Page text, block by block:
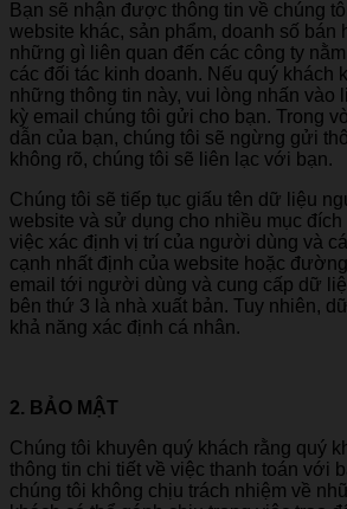
Bạn sẽ nhận được thông tin về chúng
website khác, sản phẩm, doanh số bán
những gì liên quan đến các công ty
các đối tác kinh doanh. Nếu quý khách
những thông tin này, vui lòng nhấn vào
kỳ email chúng tôi gửi cho bạn. Trong
dẫn của bạn, chúng tôi sẽ ngừng gửi
không rõ, chúng tôi sẽ liên lạc với bạn.
Chúng tôi sẽ tiếp tục giấu tên dữ liệu
website và sử dụng cho nhiều mục đích
việc xác định vị trí của người dùng và
cạnh nhất định của website hoặc
email tới người dùng và cung cấp dữ
bên thứ 3 là nhà xuất bản. Tuy nhiên,
khả năng xác định cá nhân.
2. BẢO MẬT
Chúng tôi khuyên quý khách rằng quý
thông tin chi tiết về việc thanh toán với
chúng tôi không chịu trách nhiệm về